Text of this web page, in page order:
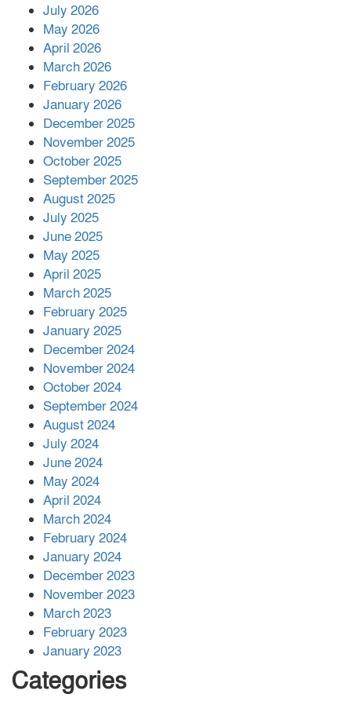
পর ফোন তারেক রহমানের,গ্যাস সঙ্কট
সহায়তা দিলেন সাচিং প্রু জেরী
July 2026
May 2026
April 2026
March 2026
February 2026
January 2026
December 2025
November 2025
October 2025
September 2025
August 2025
July 2025
June 2025
May 2025
April 2025
March 2025
February 2025
January 2025
December 2024
November 2024
October 2024
September 2024
August 2024
July 2024
June 2024
May 2024
April 2024
March 2024
February 2024
January 2024
December 2023
November 2023
March 2023
February 2023
January 2023
Categories